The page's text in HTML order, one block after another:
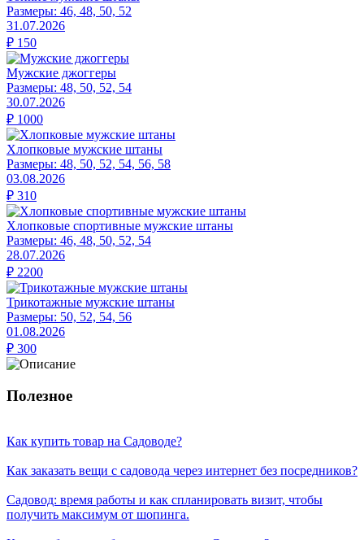
Размеры: 46, 48, 50, 52
31.07.2026
₽ 150
Мужские джоггеры
Размеры: 48, 50, 52, 54
30.07.2026
₽ 1000
Хлопковые мужские штаны
Размеры: 48, 50, 52, 54, 56, 58
03.08.2026
₽ 310
Хлопковые спортивные мужские штаны
Размеры: 46, 48, 50, 52, 54
28.07.2026
₽ 2200
Трикотажные мужские штаны
Размеры: 50, 52, 54, 56
01.08.2026
₽ 300
Полезное
Как купить товар на Cадоводе?
Как заказать вещи с садовода через интернет без посредников?
Садовод: время работы и как спланировать визит, чтобы
получить максимум от шопинга.